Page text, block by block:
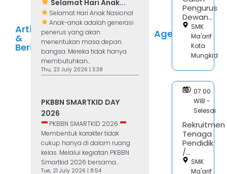
Artikel
&
Berita
Selamat Hari Anak...
Selamat Hari Anak Nasional
Anak-anak adalah generasi
penerus yang akan
menentukan masa depan
bangsa. Mereka tidak hanya
membutuhkan...
Thu, 23 July 2026 | 3:38
PKBBN SMARTKID DAY
2026
PKBBN SMARTKID 2026
Membentuk karakter tidak
cukup hanya di dalam ruang
kelas. Melalui kegiatan PKBBN
Smartkid 2026 bersama...
Tue, 21 July 2026 | 8:54
Agenda
Pengurus
Dewan...
SMK
Ma'arif
Kota
Mungkid
07.00
WIB -
Selesai
Rekruitmen
Tenaga
Pendidik
/...
SMK
Ma'arif